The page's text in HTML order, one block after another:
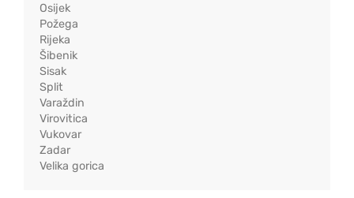
Osijek
Požega
Rijeka
Šibenik
Sisak
Split
Varaždin
Virovitica
Vukovar
Zadar
Velika gorica